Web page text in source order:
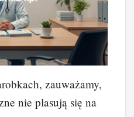
zauważamy,
nie plasują się na